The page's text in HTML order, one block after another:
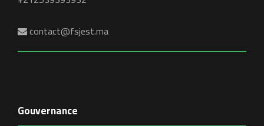
contact@fsjest.ma
Gouvernance